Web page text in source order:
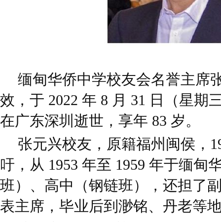
缅甸华侨中学校友会名誉主席
效，于 2022 年 8 月 31 日（星期
在广东深圳逝世，享年 83 岁。
张元兴校友，原籍福州闽侯，
吁，从 1953 年至 1959 年于缅甸
班）、高中（钢链班），还担了
表主席，毕业后到渺铭、丹老等